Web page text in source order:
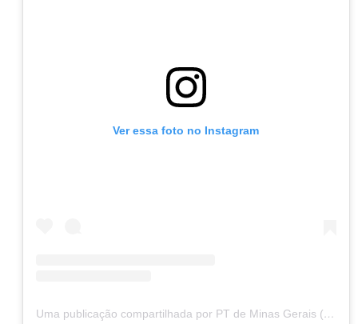
Ver essa foto no Instagram
Uma publicação compartilhada por PT de Minas Gerais (@ptdeminas)